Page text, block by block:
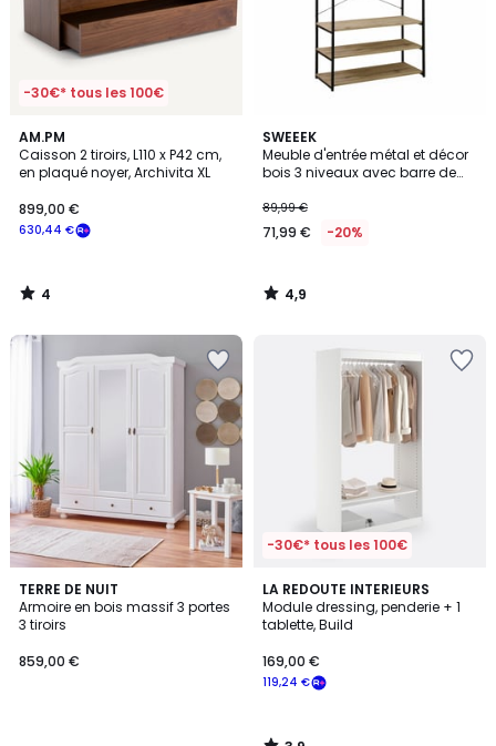
-30€* tous les 100€
AM.PM
Caisson 2 tiroirs, L110 x P42 cm,
en plaqué noyer, Archivita XL
630,44 €
899,00 €
4
/
5
4
/
SWEEEK
Meuble d'entrée métal et décor
bois 3 niveaux avec barre de
89,99 €
71,99 € -20%
4,9
/ 5
4,9
/
TERRE DE NUIT
Armoire en bois massif 3 portes
3 tiroirs
859,00 €
-30€* tous les 100€
LA REDOUTE INTERIEURS
Module dressing, penderie + 1
tablette, Build
119,24 €
169,00 €
3,9
/ 5